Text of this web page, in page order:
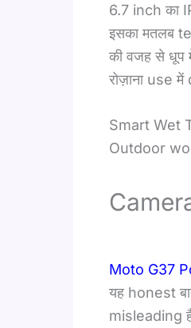
6.7 inch का
इसका मतलब
की वजह से
रोज़ाना use
Smart Wet
Outdoor
Moto G37
यह honest
misleading